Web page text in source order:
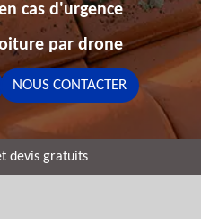
cas d'urgence
par drone
NOUS CONTACTER
devis gratuits